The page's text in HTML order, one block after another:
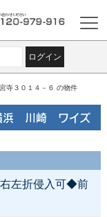
ログイン
寺３０１４－６ の物件
川崎 ワイズ
左折侵入可◆前